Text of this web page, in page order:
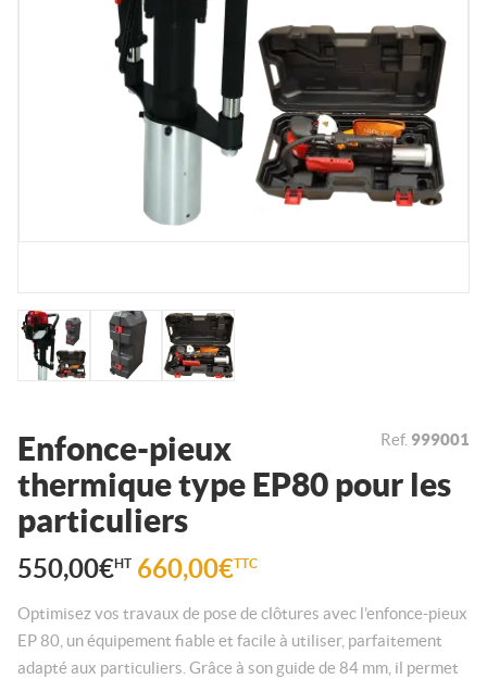
Ref. 999001
Enfonce-pieux
thermique type EP80 pour les
particuliers
550,00€HT 660,00€TTC
Optimisez vos travaux de pose de clôtures avec l’enfonce-pieux
EP 80, un équipement fiable et facile à utiliser, parfaitement
adapté aux particuliers. Grâce à son guide de 84 mm, il permet